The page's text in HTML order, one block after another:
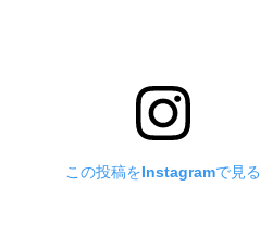
この投稿をInstagramで見る